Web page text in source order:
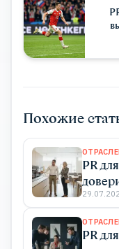
Похожие
PR
PR